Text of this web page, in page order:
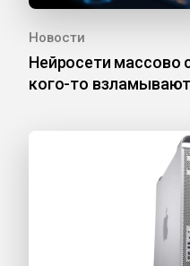
Новости
Нейросети массово
кого-то взламывают